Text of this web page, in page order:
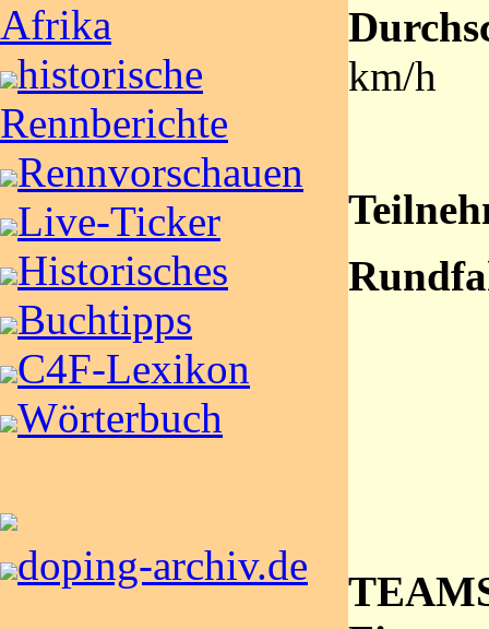
Afrika
historische
Rennberichte
Rennvorschauen
Live-Ticker
Historisches
Buchtipps
C4F-Lexikon
Wörterbuch
doping-archiv.de
km/h